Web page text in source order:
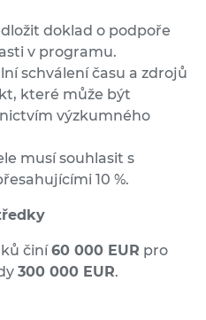
doklad o podpoře
v programu.
schválení času a zdrojů
které může být
výzkumného
musí souhlasit s
10 %.
činí60 000 EUR pro
300 000 EUR.